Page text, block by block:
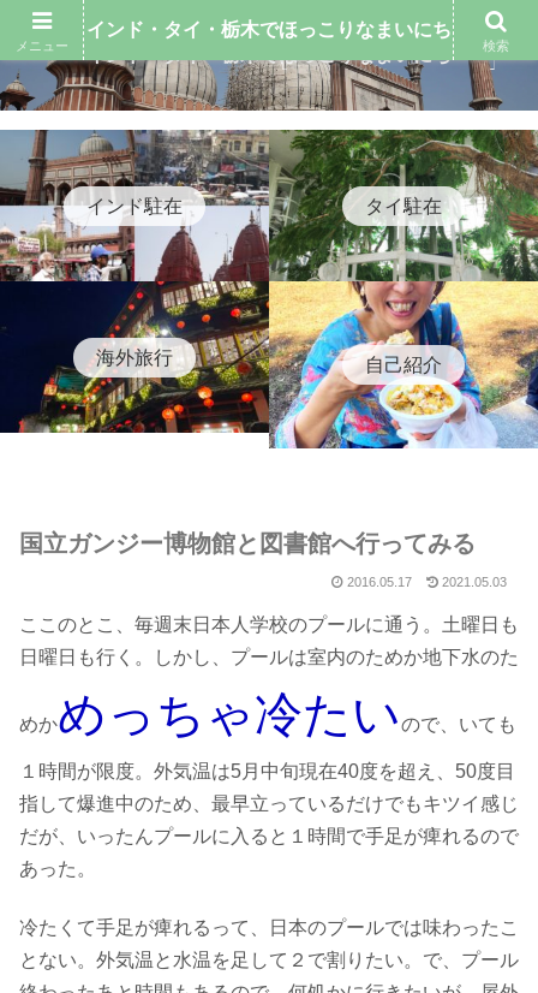
インド駐在 タイ駐在
海外旅行 自己紹介
国立ガンジー博物館と図書館へ行ってみる
2016.05.17 2021.05.03
ここのとこ、毎週末日本人学校のプールに通う。土曜日も
日曜日も行く。しかし、プールは室内のためか地下水のた
めかめっちゃ冷たいので、いても
１時間が限度。外気温は5月中旬現在40度を超え、50度目
指して爆進中のため、最早立っているだけでもキツイ感じ
だが、いったんプールに入ると１時間で手足が痺れるので
あった。
冷たくて手足が痺れるって、日本のプールでは味わったこ
とない。外気温と水温を足して２で割りたい。で、プール
メニュー
インド・タイ・栃木でほっこりなまいにち
検索